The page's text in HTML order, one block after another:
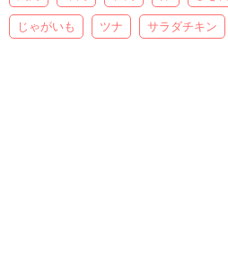
じゃがいも ツナ サラダチキン